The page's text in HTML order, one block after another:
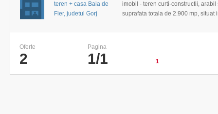
teren + casa Baia de
Fier, judetul Gorj
imobil - teren curti-constructii, arabil
suprafata totala de 2.900 mp,
Oferte
2
Pagina
1/1 1